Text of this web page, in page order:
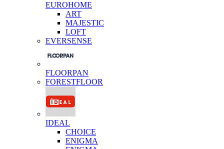
EUROHOME
ART
MAJESTIC
LOFT
EVERSENSE
FLOORPAN
FORESTFLOOR
IDEAL
CHOICE
ENIGMA